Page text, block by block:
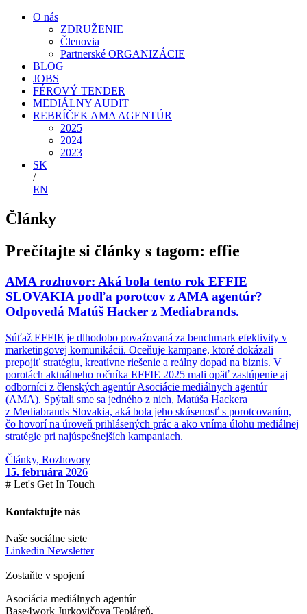
O nás
ZDRUŽENIE
Členovia
Partnerské ORGANIZÁCIE
BLOG
JOBS
FÉROVÝ TENDER
MEDIÁLNY AUDIT
REBRÍČEK AMA AGENTÚR
2025
2024
2023
SK
/
EN
Články
Prečítajte si články s tagom: effie
AMA rozhovor: Aká bola tento rok EFFIE
SLOVAKIA podľa porotcov z AMA agentúr?
Odpovedá Matúš Hacker z Mediabrands.
Súťaž EFFIE je dlhodobo považovaná za benchmark efektivity v
marketingovej komunikácii. Oceňuje kampane, ktoré dokázali
prepojiť stratégiu, kreatívne riešenie a reálny dopad na biznis. V
porotách aktuálneho ročníka EFFIE 2025 mali opäť zastúpenie aj
odborníci z členských agentúr Asociácie mediálnych agentúr
(AMA). Spýtali sme sa jedného z nich, Matúša Hackera
z Mediabrands Slovakia, aká bola jeho skúsenosť s porotcovaním,
čo hovorí na úroveň prihlásených prác a ako vníma úlohu mediálnej
stratégie pri najúspešnejších kampaniach.
Články, Rozhovory
15. februára 2026
# Let's Get In Touch
Kontaktujte nás
Naše sociálne siete
Linkedin Newsletter
Zostaňte v spojení
Asociácia mediálnych agentúr
Base4work Jurkovičova Tepláreň,